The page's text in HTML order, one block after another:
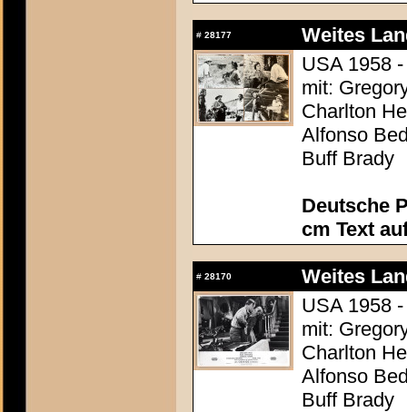
# 28177
Weites
USA 1958
mit:
Charlton
Alfonso
Buff Brady
Deutsche
cm Text
# 28170
Weites
USA 1958
mit:
Charlton
Alfonso
Buff Brady